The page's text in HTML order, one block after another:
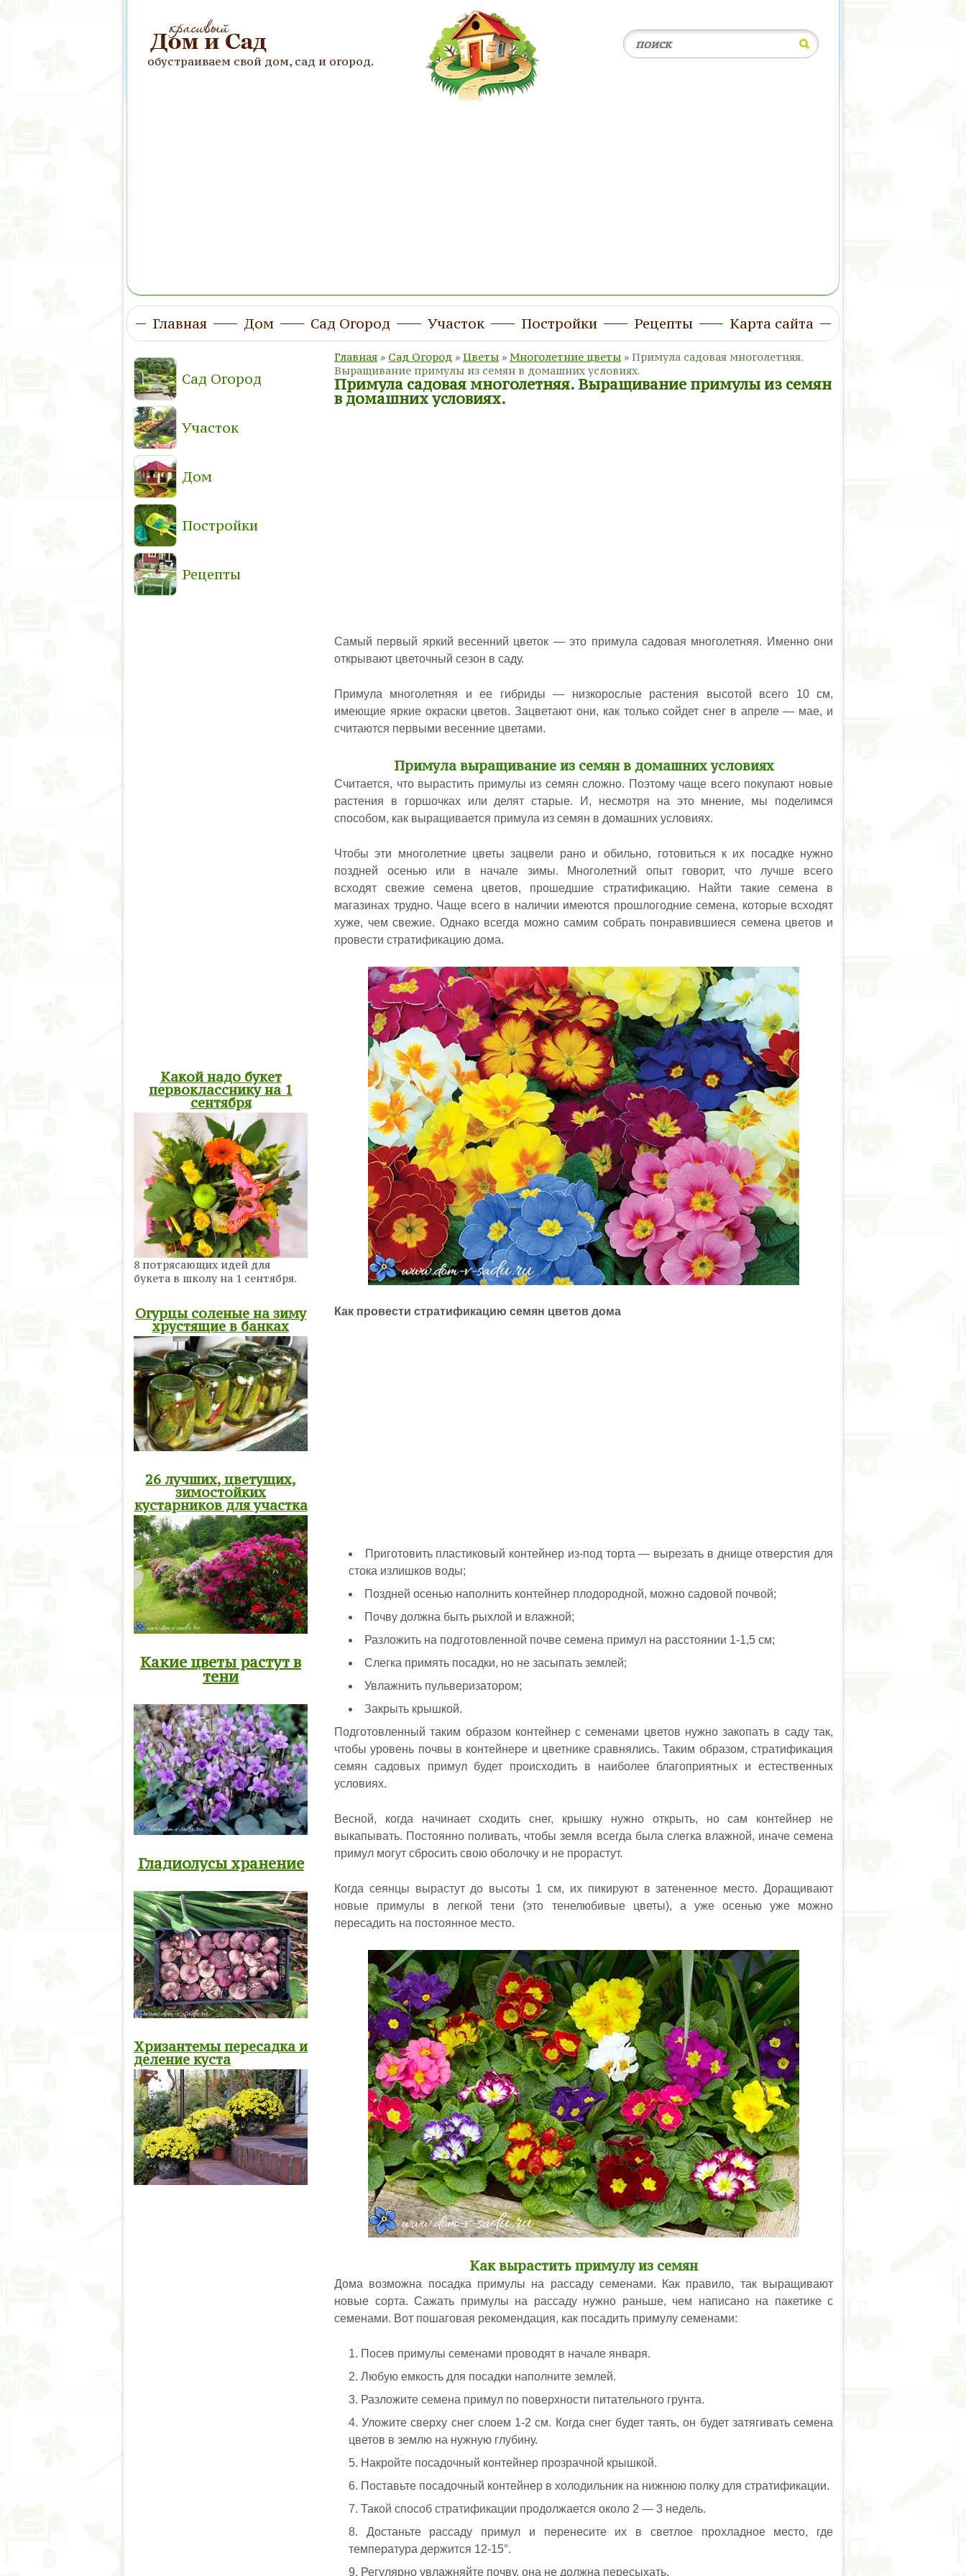
обустраиваем свой дом, сад и огород.
Главная Дом Сад Огород Участок Постройки Рецепты Карта сайта
Главная » Сад Огород » Цветы » Многолетние цветы » Примула садовая многолетняя.
Выращивание примулы из семян в домашних условиях.
Примула садовая многолетняя. Выращивание примулы из семян
в домашних условиях.
Самый первый яркий весенний цветок — это примула садовая многолетняя. Именно они
открывают цветочный сезон в саду.
Примула многолетняя и ее гибриды — низкорослые растения высотой всего 10 см,
имеющие яркие окраски цветов. Зацветают они, как только сойдет снег в апреле — мае, и
считаются первыми весенние цветами.
Примула выращивание из семян в домашних условиях
Считается, что вырастить примулы из семян сложно. Поэтому чаще всего покупают новые
растения в горшочках или делят старые. И, несмотря на это мнение, мы поделимся
способом, как выращивается примула из семян в домашних условиях.
Чтобы эти многолетние цветы зацвели рано и обильно, готовиться к их посадке нужно
поздней осенью или в начале зимы. Многолетний опыт говорит, что лучше всего
всходят свежие семена цветов, прошедшие стратификацию. Найти такие семена в
магазинах трудно. Чаще всего в наличии имеются прошлогодние семена, которые всходят
хуже, чем свежие. Однако всегда можно самим собрать понравившиеся семена цветов и
провести стратификацию дома.
Как провести стратификацию семян цветов дома
Приготовить пластиковый контейнер из-под торта — вырезать в днище отверстия для
стока излишков воды;
Поздней осенью наполнить контейнер плодородной, можно садовой почвой;
Почву должна быть рыхлой и влажной;
Разложить на подготовленной почве семена примул на расстоянии 1-1,5 см;
Слегка примять посадки, но не засыпать землей;
Увлажнить пульверизатором;
Закрыть крышкой.
Подготовленный таким образом контейнер с семенами цветов нужно закопать в саду так,
чтобы уровень почвы в контейнере и цветнике сравнялись. Таким образом, стратификация
семян садовых примул будет происходить в наиболее благоприятных и естественных
условиях.
Весной, когда начинает сходить снег, крышку нужно открыть, но сам контейнер не
выкапывать. Постоянно поливать, чтобы земля всегда была слегка влажной, иначе семена
примул могут сбросить свою оболочку и не прорастут.
Когда сеянцы вырастут до высоты 1 см, их пикируют в затененное место. Доращивают
новые примулы в легкой тени (это тенелюбивые цветы), а уже осенью уже можно
пересадить на постоянное место.
Как вырастить примулу из семян
Дома возможна посадка примулы на рассаду семенами. Как правило, так выращивают
новые сорта. Сажать примулы на рассаду нужно раньше, чем написано на пакетике с
семенами. Вот пошаговая рекомендация, как посадить примулу семенами:
Посев примулы семенами проводят в начале января.
Любую емкость для посадки наполните землей.
Разложите семена примул по поверхности питательного грунта.
Уложите сверху снег слоем 1-2 см. Когда снег будет таять, он будет затягивать семена
цветов в землю на нужную глубину.
Накройте посадочный контейнер прозрачной крышкой.
Поставьте посадочный контейнер в холодильник на нижнюю полку для стратификации.
Такой способ стратификации продолжается около 2 — 3 недель.
Достаньте рассаду примул и перенесите их в светлое прохладное место, где
температура держится 12-15°.
Регулярно увлажняйте почву, она не должна пересыхать.
Сад Огород
Участок
Дом
Постройки
Рецепты
Какой надо букет
первокласснику на 1
сентября
8 потрясающих идей для
букета в школу на 1 сентября.
Огурцы соленые на зиму
хрустящие в банках
26 лучших, цветущих,
зимостойких
кустарников для участка
Какие цветы растут в
тени
Гладиолусы хранение
Хризантемы пересадка и
деление куста